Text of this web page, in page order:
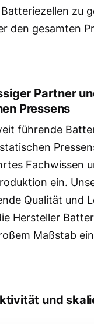
zu
den gesamten
Partner
Pressens
führende
Fachwissen
ein.
Qualität und
Hersteller
Maßstab
und